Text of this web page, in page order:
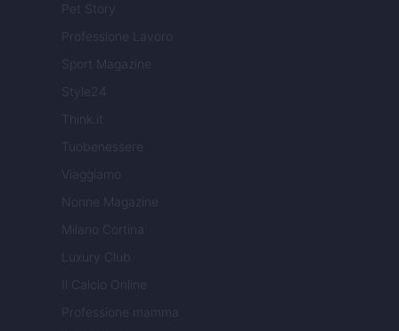
Pet Story
Professione Lavoro
Sport Magazine
Style24
Think.it
Tuobenessere
Viaggiamo
Nonne Magazine
Milano Cortina
Luxury Club
Il Calcio Online
Professione mamma